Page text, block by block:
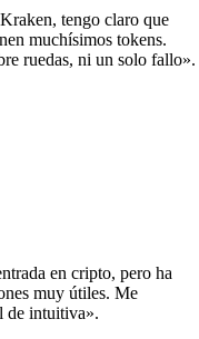
tengo claro que
muchísimos tokens.
ruedas, ni un solo fallo».
en cripto, pero ha
muy útiles. Me
de intuitiva».